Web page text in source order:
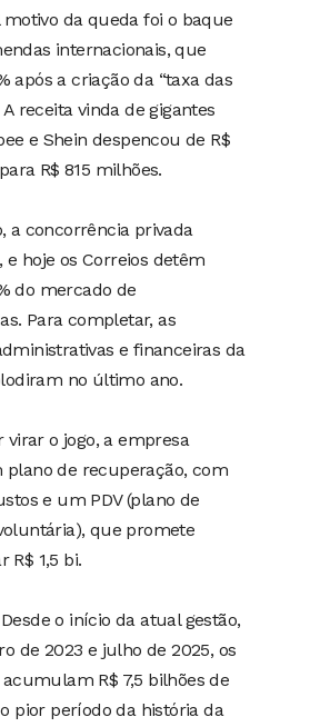
da queda foi o baque
internacionais, que
após a criação da “taxa das
A receita vinda de gigantes
e Shein despencou de R$
R$ 815 milhões.
a concorrência privada
hoje os Correios detêm
do mercado de
Para completar, as
e financeiras da
no último ano.
virar o jogo, a empresa
de recuperação, com
e um PDV (plano de
que promete
R$ 1,5 bi.
o início da atual gestão,
de 2023 e julho de 2025, os
R$ 7,5 bilhões de
pior período da história da